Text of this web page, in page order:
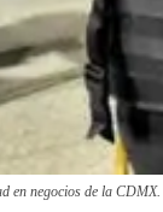
en negocios de la CDMX.